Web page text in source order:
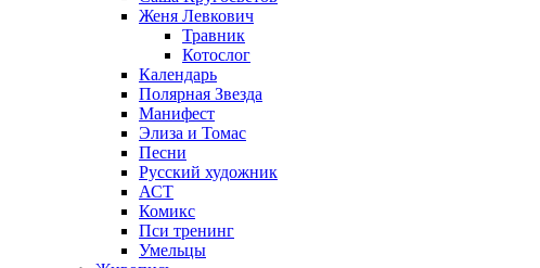
Женя Левкович
Травник
Котослог
Календарь
Полярная Звезда
Манифест
Элиза и Томас
Песни
Русский художник
АСТ
Комикс
Пси тренинг
Умельцы